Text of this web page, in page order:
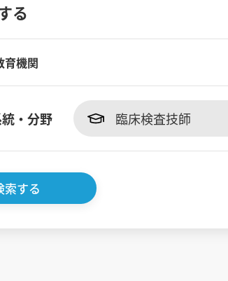
る
育機関
・分野 臨床検査技師
索する